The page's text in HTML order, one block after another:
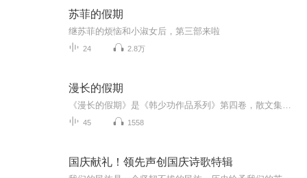
苏菲的假期
继苏菲的烦恼和小淑女后，第三部来啦
24 2.8万
漫长的假期
45 1558
国庆献礼！领先声创国庆诗歌特辑